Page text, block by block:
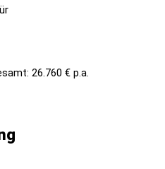
26.760 € p.a.